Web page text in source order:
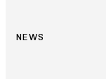
NEWS